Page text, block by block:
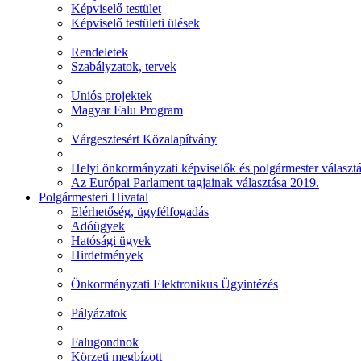
Képviselő testület
Képviselő testületi ülések
Rendeletek
Szabályzatok, tervek
Uniós projektek
Magyar Falu Program
Várgesztesért Közalapítvány
Helyi önkormányzati képviselők és polgármester
Az Európai Parlament tagjainak választása 2019.
Polgármesteri Hivatal
Elérhetőség, ügyfélfogadás
Adóügyek
Hatósági ügyek
Hirdetmények
Önkormányzati Elektronikus Ügyintézés
Pályázatok
Falugondnok
Körzeti megbízott